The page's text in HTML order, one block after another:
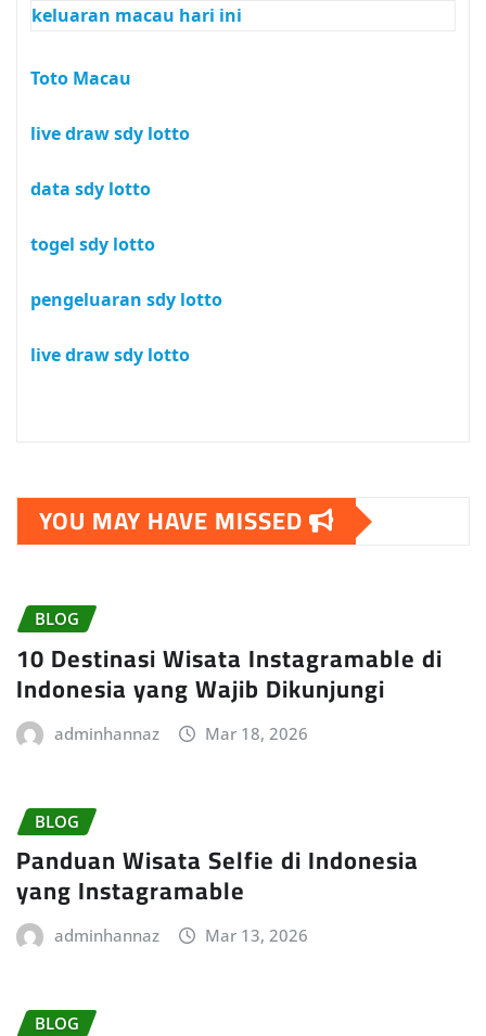
keluaran macau hari ini
Toto Macau
live draw sdy lotto
data sdy lotto
togel sdy lotto
pengeluaran sdy lotto
live draw sdy lotto
YOU MAY HAVE MISSED
BLOG
10 Destinasi Wisata Instagramable di
Indonesia yang Wajib Dikunjungi
adminhannaz Mar 18, 2026
BLOG
Panduan Wisata Selfie di Indonesia
yang Instagramable
adminhannaz Mar 13, 2026
BLOG